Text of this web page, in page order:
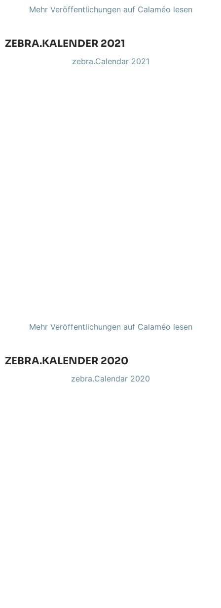
Mehr Veröffentlichungen auf Calaméo lesen
ZEBRA.KALENDER 2021
zebra.Calendar 2021
Mehr Veröffentlichungen auf Calaméo lesen
ZEBRA.KALENDER 2020
zebra.Calendar 2020